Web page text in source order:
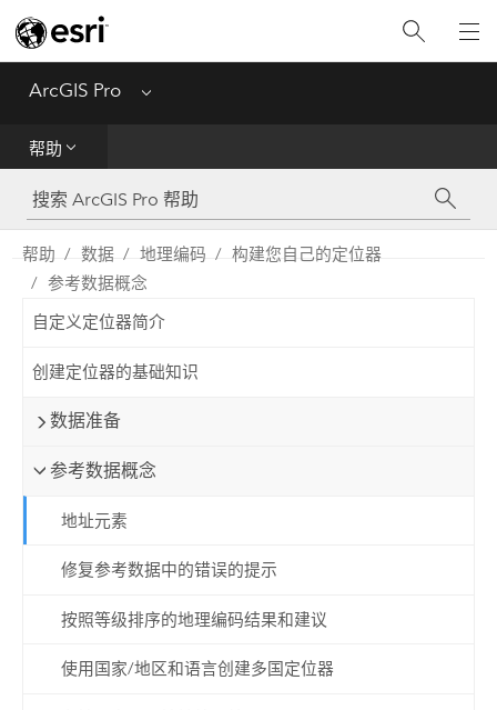
ArcGIS Pro Menu
帮助
工具参考
Python
SDK
帮助 数据 地理编码
构建您自己的定位器
参考数据概念
自定义定位器简介
创建定位器的基础知识
数据准备
参考数据概念
地址元素
修复参考数据中的错误的提示
按照等级排序的地理编码结果和建议
使用国家/地区和语言创建多国定位器